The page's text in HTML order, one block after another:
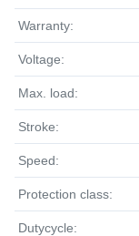
Warranty:
Voltage:
Max. load:
Stroke:
Speed:
Protection class:
Dutycycle: